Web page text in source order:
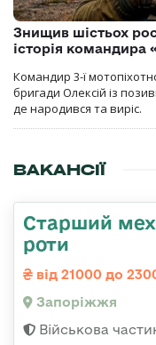
Знищив шістьох
історія командира
Командир 3-ї
бригади Олексій із
де народився та виріс.
ВАКАНСІЇ
Старший
роти
від 21000 до
Запоріжжя
Військова